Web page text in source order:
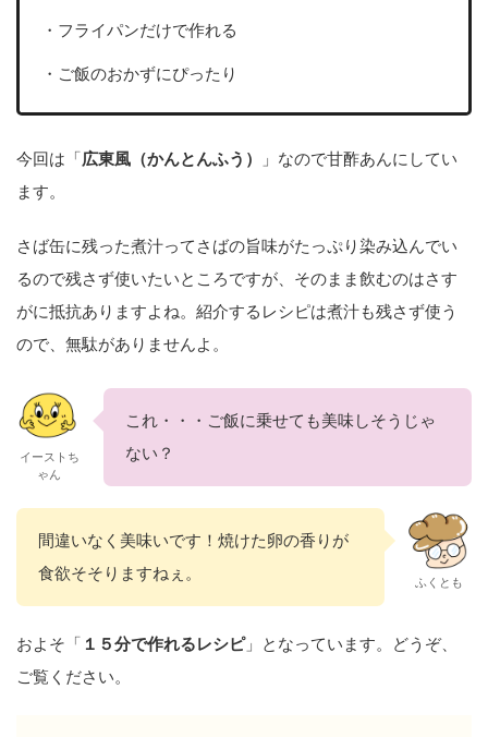
・フライパンだけで作れる
・ご飯のおかずにぴったり
今回は「広東風（かんとんふう）
」なので甘酢あんにしてい
ます。
さば缶に残った煮汁ってさばの旨味がたっぷり染み込んでい
るので残さず使いたいところですが、そのまま飲むのはさす
がに抵抗ありますよね。紹介するレシピは煮汁も残さず使う
ので、無駄がありませんよ。
イーストち
ゃん
これ・・・ご飯に乗せても美味しそうじゃ
ない？
間違いなく美味いです！焼けた卵の香りが
食欲そそりますねぇ。
ふくとも
およそ「 １５分で作れるレシピ」となっています。どうぞ、
ご覧ください。